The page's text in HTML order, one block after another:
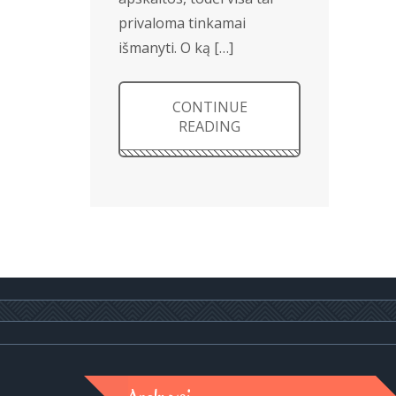
privaloma tinkamai
išmanyti. O ką […]
CONTINUE
READING